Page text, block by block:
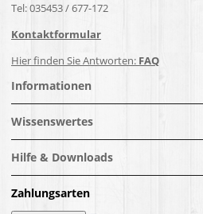
Tel: 035453 / 677-172
Kontaktformular
Hier finden Sie Antworten: FAQ
Informationen
Wissenswertes
Hilfe & Downloads
Zahlungsarten